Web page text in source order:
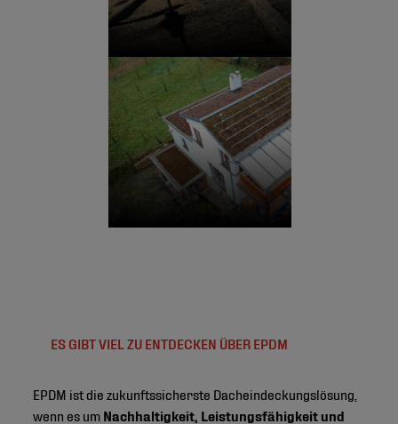
ES GIBT VIEL ZU ENTDECKEN ÜBER EPDM
EPDM ist die zukunftssicherste Dacheindeckungslösung,
wenn es um Nachhaltigkeit, Leistungsfähigkeit und